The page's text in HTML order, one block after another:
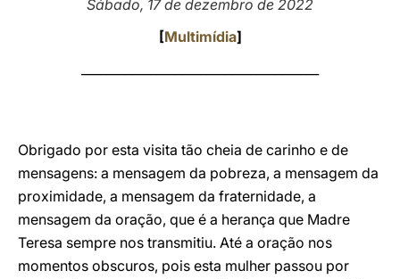
Sábado, 17 de dezembro de 2022
[Multimídia]
Obrigado por esta visita tão cheia de carinho e de
mensagens: a mensagem da pobreza, a mensagem da
proximidade, a mensagem da fraternidade, a
mensagem da oração, que é a herança que Madre
Teresa sempre nos transmitiu. Até a oração nos
momentos obscuros, pois esta mulher passou por